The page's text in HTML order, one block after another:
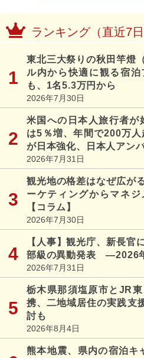
ランキング（直近7日
東北三大祭りの秋田竿燈
ル内から快適に観る宿
も、1名5.3万円から
2026年7月30日
米国への日本人旅行者が
は5％増、年間で200万
が日本強化、日本人アン
2026年7月31日
観光地の格差はなぜ広が
ーケティングからマネ
【コラム】
2026年7月30日
【人事】観光庁、新長官
部級の異動発表 ―2026
2026年7月31日
栃木県那須塩原市とJR
携、二地域居住の実践支
討も
2026年8月4日
熊本地震、県内の宿泊キ